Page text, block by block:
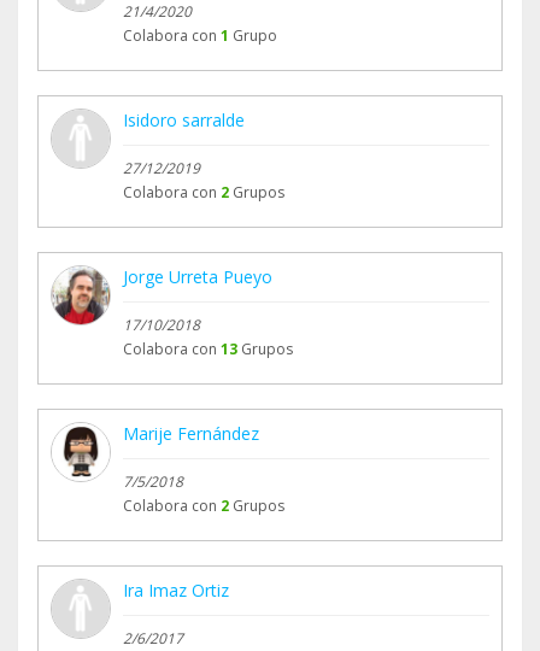
21/4/2020
Colabora con 1 Grupo
Isidoro sarralde
27/12/2019
Colabora con 2 Grupos
Jorge Urreta Pueyo
17/10/2018
Colabora con 13 Grupos
Marije Fernández
7/5/2018
Colabora con 2 Grupos
Ira Imaz Ortiz
2/6/2017